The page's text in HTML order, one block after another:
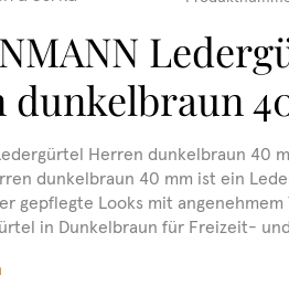
dunkelbraun
Herren dunkelbraun 40
dunkelbraun 40 mm ist ein
gepflegte Looks mit angenehmem
in Dunkelbraun für Freizeit-